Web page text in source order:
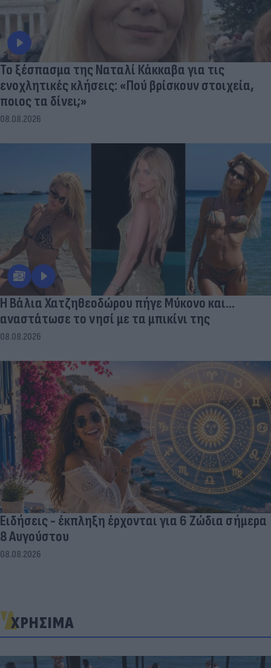
Το ξέσπασμα της Ναταλί Κάκκαβα για τις
ενοχλητικές κλήσεις: «Πού βρίσκουν στοιχεία,
ποιος τα δίνει;»
08.08.2026
Η Βάλια Χατζηθεοδώρου πήγε Μύκονο και...
αναστάτωσε το νησί με τα μπικίνι της
08.08.2026
Ειδήσεις - έκπληξη έρχονται για 6 Ζώδια σήμερα
8 Αυγούστου
08.08.2026
ΧΡΗΣΙΜΑ